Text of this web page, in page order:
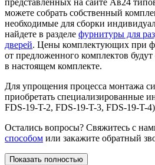
представленных на сайте Ав24
можете собрать собственный
необходимые для сборки
найдете в разделе фурнитуры для
дверей. Цены комплектующих при
от предложенного комплектов
в настоящем комплекте.
Для упрощения процесса монтажа
приобретать специализированные
FDS-19-T-2, FDS-19-T-3, FDS-19-T-
Остались вопросы? Свяжитесь с
способом или закажите обратный
Показать полностью